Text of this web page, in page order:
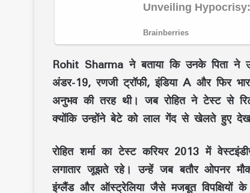
Rohit Sharma ने बताया कि उनके पिता
अंडर-19, रणजी ट्रॉफी, इंडिया A और फिर
अनुभव की तरह थी। जब रोहित ने टेस्ट से
क्योंकि उन्होंने बेटे को लाल गेंद से खेलते हुए
रोहित शर्मा का टेस्ट करियर 2013 में
लगातार जूझते रहे। उन्हें जब बतौर ओपनर
इंग्लैंड और ऑस्ट्रेलिया जैसे मजबूत विपक्षियों